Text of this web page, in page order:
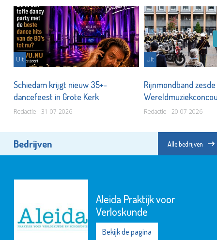
Uit
Schiedam krijgt nieuw 35+-
dancefeest in Grote Kerk
Redactie - 31-07-2026
Uit
Rijnmondband
Redactie - 20-07-2026
Bedrijven Alle bedrijven
Aleida Praktijk voor
Verloskunde
Bekijk de pagina